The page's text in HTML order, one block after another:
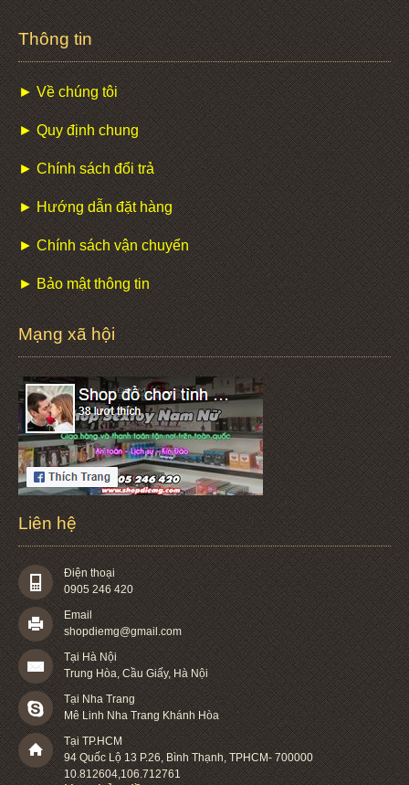
Thông tin
► Về chúng tôi
► Quy định chung
► Chính sách đổi trả
► Hướng dẫn đặt hàng
► Chính sách vận chuyển
► Bảo mật thông tin
Mạng xã hội
Liên hệ
Điện thoại
0905 246 420
Email
shopdiemg@gmail.com
Tại Hà Nội
Trung Hòa, Cầu Giấy, Hà Nội
Tại Nha Trang
Mê Linh Nha Trang Khánh Hòa
Tại TP.HCM
94 Quốc Lộ 13 P.26,Bình Thạnh,TPHCM-700000
10.812604,106.712761